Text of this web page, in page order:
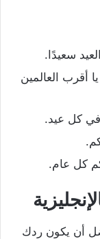
سعيدًا.
أقرب العالمين
كل عيد.
كل عام.
أن يكون ردك